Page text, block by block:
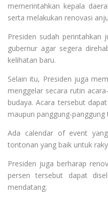
memerintahkan kepala
serta melakukan renovasi
Presiden sudah perintahkan
gubernur agar segera
kelihatan baru.
Selain itu, Presiden juga
menggelar secara rutin
budaya. Acara tersebut
maupun panggung-
Ada calendar of event
tontonan yang baik untuk
Presiden juga berharap
persen tersebut dapat
mendatang.